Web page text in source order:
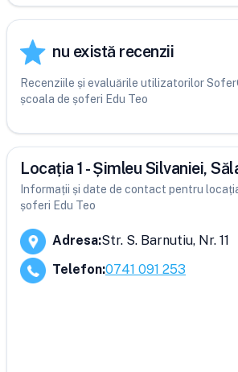
nu există recenzii
Recenziile și evaluările utilizatorilor
școala de șoferi Edu Teo
Locația 1 - Șimleu Silvaniei,
Informații și date de contact pentru
șoferi Edu Teo
Adresa:Str. S. Barnutiu, Nr. 11
Telefon:0741 091 253